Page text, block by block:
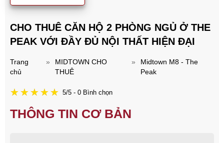
CHO THUÊ CĂN HỘ 2 PHÒNG NGỦ Ở THE
PEAK VỚI ĐẦY ĐỦ NỘI THẤT HIỆN ĐẠI
Trang
chủ
»
MIDTOWN CHO
THUÊ
»
Midtown M8 - The
Peak
5/5 - 0 Bình chọn
THÔNG TIN CƠ BẢN